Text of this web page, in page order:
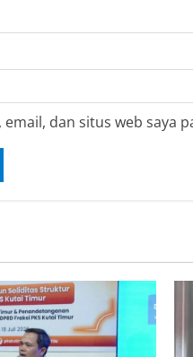
email, dan situs web saya